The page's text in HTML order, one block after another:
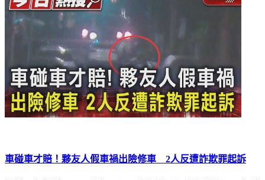
車碰車才賠！夥友人假車禍出險修車 2人反遭詐欺罪起訴